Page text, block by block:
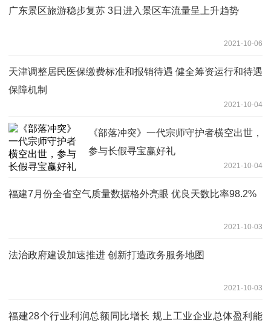
广东景区旅游稳步复苏 3日进入景区车流量呈上升趋势
2021-10-06
天津调整居民医保缴费标准和报销待遇 健全筹资运行和待遇
保障机制
2021-10-04
《部落冲突》一代宗师守护者横空出世，
参与长假寻宝赢好礼
2021-10-04
福建7月份全省空气质量数据格外亮眼 优良天数比率98.2%
2021-10-03
法治政府建设加速推进 创新打造政务服务地图
2021-10-03
福建28个行业利润总额同比增长 规上工业企业总体盈利能